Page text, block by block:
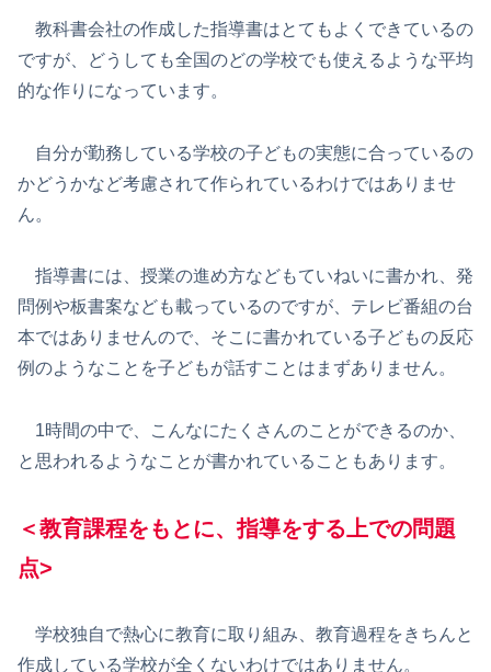
教科書会社の作成した指導書はとてもよくできているの
ですが、どうしても全国のどの学校でも使えるような平均
的な作りになっています。
自分が勤務している学校の子どもの実態に合っているの
かどうかなど考慮されて作られているわけではありませ
ん。
指導書には、授業の進め方などもていねいに書かれ、発
問例や板書案なども載っているのですが、テレビ番組の台
本ではありませんので、そこに書かれている子どもの反応
例のようなことを子どもが話すことはまずありません。
1時間の中で、こんなにたくさんのことができるのか、
と思われるようなことが書かれていることもあります。
＜教育課程をもとに、指導をする上での問題
点>
学校独自で熱心に教育に取り組み、教育過程をきちんと
作成している学校が全くないわけではありません。